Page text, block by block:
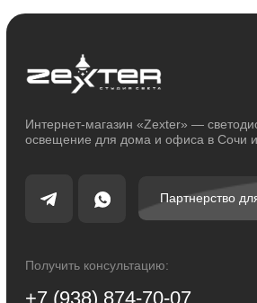
Политика конфиденциальности
© 2014 - 2025 zexter.ru | Интернет-магазин светотехники в Сочи и Адлере.
Функциональное освещение
Каталог
Помощь
Отзывы